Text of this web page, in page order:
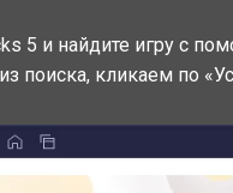
5 и найдите игру с
поиска, кликаем по